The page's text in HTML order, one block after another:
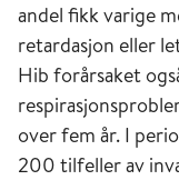
andel fikk varige
retardasjon eller
Hib forårsaket
over fem år. I
200 tilfeller av